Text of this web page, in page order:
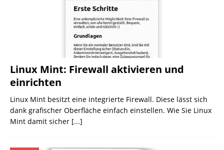
Linux Mint: Firewall aktivieren und
einrichten
Linux Mint besitzt eine integrierte Firewall. Diese lässt sich
dank grafischer Oberfläche einfach einstellen. Wie Sie Linux
Mint damit sicher [...]